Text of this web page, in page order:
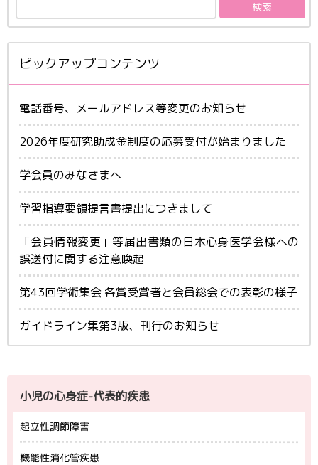
ピックアップコンテンツ
電話番号、メールアドレス等変更のお知らせ
2026年度研究助成金制度の応募受付が始まりました
学会員のみなさまへ
学習指導要領提言書提出につきまして
「会員情報変更」等届出書類の日本心身医学会様への
誤送付に関する注意喚起
第43回学術集会 各賞受賞者と会員総会での表彰の様子
ガイドライン集第3版、刊行のお知らせ
小児の心身症-代表的疾患
起立性調節障害
機能性消化管疾患